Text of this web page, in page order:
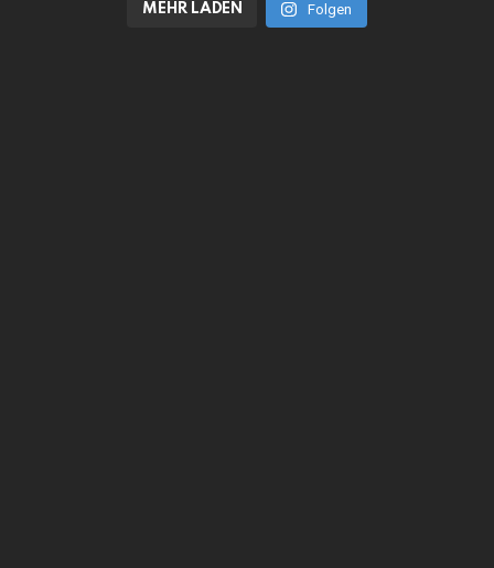
MEHR LADEN Folgen